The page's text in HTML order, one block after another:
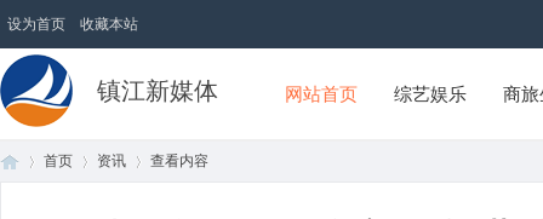
设为首页 收藏本站
镇江新媒体 网站首页 综艺娱乐 商
首页 资讯 查看内容